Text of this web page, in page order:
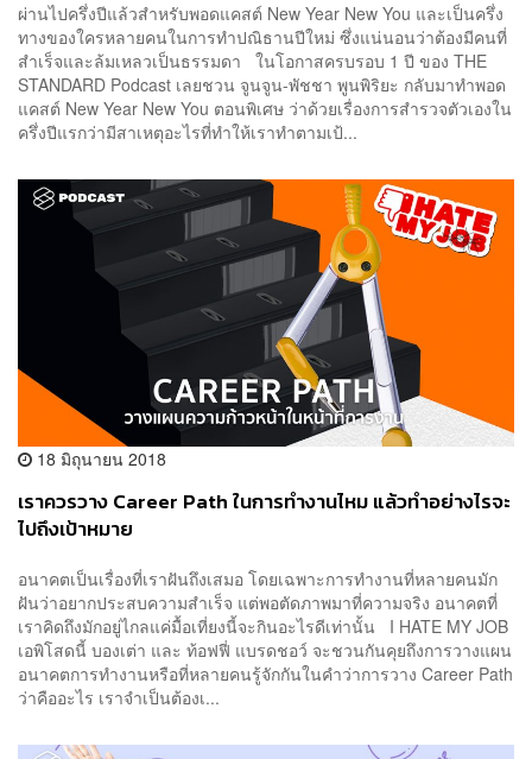
ผ่านไปครึ่งปีแล้วสำหรับพอดแคสต์ New Year New You และเป็นครึ่ง
ทางของใครหลายคนในการทำปณิธานปีใหม่ ซึ่งแน่นอนว่าต้องมีคนที่
สำเร็จและล้มเหลวเป็นธรรมดา ในโอกาสครบรอบ 1 ปี ของ THE
STANDARD Podcast เลยชวน จูนจูน-พัชชา พูนพิริยะ กลับมาทำพอด
แคสต์ New Year New You ตอนพิเศษ ว่าด้วยเรื่องการสำรวจตัวเองใน
ครึ่งปีแรกว่ามีสาเหตุอะไรที่ทำให้เราทำตามเป้...
18 มิถุนายน 2018
เราควรวาง Career Path ในการทำงานไหม แล้วทำอย่างไรจะ
ไปถึงเป้าหมาย
อนาคตเป็นเรื่องที่เราฝันถึงเสมอ โดยเฉพาะการทำงานที่หลายคนมัก
ฝันว่าอยากประสบความสำเร็จ แต่พอตัดภาพมาที่ความจริง อนาคตที่
เราคิดถึงมักอยู่ไกลแค่มื้อเที่ยงนี้จะกินอะไรดีเท่านั้น I HATE MY JOB
เอพิโสดนี้ บองเต่า และ ท้อฟฟี่ แบรดชอว์ จะชวนกันคุยถึงการวางแผน
อนาคตการทำงานหรือที่หลายคนรู้จักกันในคำว่าการวาง Career Path
ว่าคืออะไร เราจำเป็นต้องเ...